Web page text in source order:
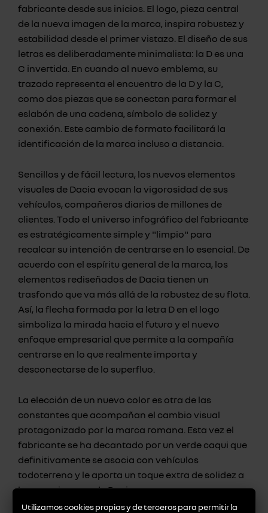
fabricante desde sus inicios. El logo, pieza central
de la nueva imagen de la marca, inspira robustez y
estabilidad desde el primer vistazo. El diseño de sus
letras es deliberadamente minimalista: la D es una
C invertida. En cuando al nuevo emblema, su
trazado representa el encuentro de la D y la C,
como dos piezas que se conectan para formar el
eslabón de una cadena, símbolo de solidez y
conexión. Este cambio de formato facilitará la
identificación de la marca incluso a distancia.
Sencillos y de fácil lectura, los nuevos elementos
visuales de Dacia evocan la vigorosidad de sus
vehículos, compañeros diarios de millones de
clientes. Todo el universo infográfico del fabricante
es estratégicamente simple y "limpio" para
recalcar su intención de centrarse en lo esencial. De
acuerdo con el espíritu general de la marca, los
elementos rediseñados de Dacia tienen un
trasfondo que va más allá de la robustez de su flota.
Así, la flecha formada por la letra D en el logo
simboliza la mirada hacia el futuro y el nuevo
enfoque empresarial que permite a la compañía
centrarse en lo que realmente importa y
desconectarse de lo superfluo.
La elección de un nuevo color es otra de las
constantes que acompañan el cambio visual
protagonizado por la marca romana. Esta vez el
fabricante se ha decantado por un verde caqui que
definitivamente se asocia con vehículos
todoterreno y le aporta un toque extra de solidez a
la nueva imagen de Dacia.
Utilizamos cookies propias y de terceros para permitir la